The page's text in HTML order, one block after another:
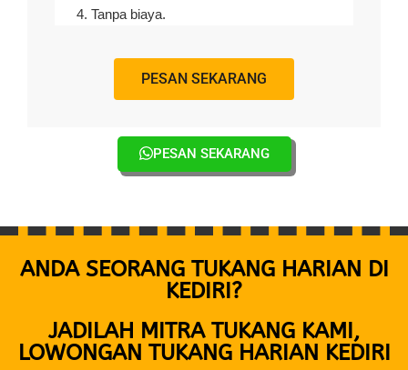
Tanpa biaya.
PESAN SEKARANG
PESAN SEKARANG
ANDA SEORANG TUKANG HARIAN DI
KEDIRI?
JADILAH MITRA TUKANG KAMI,
LOWONGAN TUKANG HARIAN KEDIRI